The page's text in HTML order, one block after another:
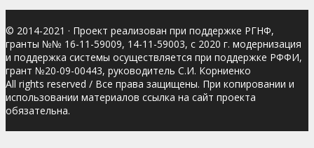
© 2014-2021 · Проект реализован при поддержке РГНФ,
гранты №№ 16-11-59009, 14-11-59003, с 2020 г. модернизация
и поддержка системы осуществляется при поддержке РФФИ,
грант №20-09-00443, руководитель С.И. Корниенко
All rights reserved / Все права защищены. При копировании и
использовании материалов ссылка на сайт проекта
обязательна.